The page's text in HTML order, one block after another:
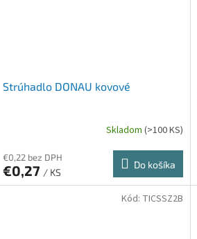
Strúhadlo DONAU kovové
Skladom (>100 KS)
€0,22 bez DPH
€0,27 / KS
Do košíka
Kód: TICSSZ2B